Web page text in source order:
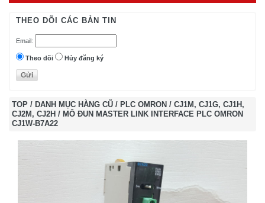
THEO DÕI CÁC BẢN TIN
Email:
Theo dõi Hủy đăng ký
TOP / DANH MỤC HÀNG CŨ / PLC OMRON / CJ1M, CJ1G, CJ1H,
CJ2M, CJ2H / MÔ ĐUN MASTER LINK INTERFACE PLC OMRON
CJ1W-B7A22